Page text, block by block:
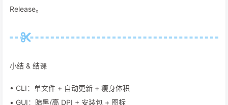
Release。
小结 & 结课
• CLI：单文件 + 自动更新 + 瘦身体积
• GUI：暗黑/高 DPI + 安装包 + 图标